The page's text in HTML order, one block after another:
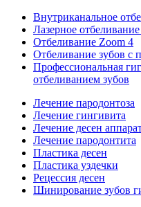
Внутриканальное
Лазерное отбеливание
Отбеливание Zoom 4
Отбеливание зубов с
Профессиональная
отбеливанием зубов
Лечение пародонтоза
Лечение гингивита
Лечение десен
Лечение пародонтита
Пластика десен
Пластика уздечки
Рецессия десен
Шинирование зубов